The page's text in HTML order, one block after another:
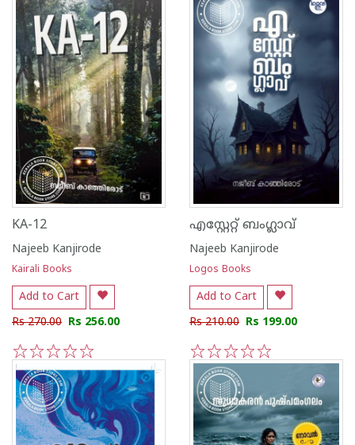
KA-12
Najeeb Kanjirode
Kairali Books
Add to Cart
Rs 270.00 Rs 256.00
5
4
3
2
1
എസ്റ്റേറ്റ് ബംഗ്ലാവ്
Najeeb Kanjirode
Logos Books
Add to Cart
Rs 210.00 Rs 199.00
5
4
3
2
1